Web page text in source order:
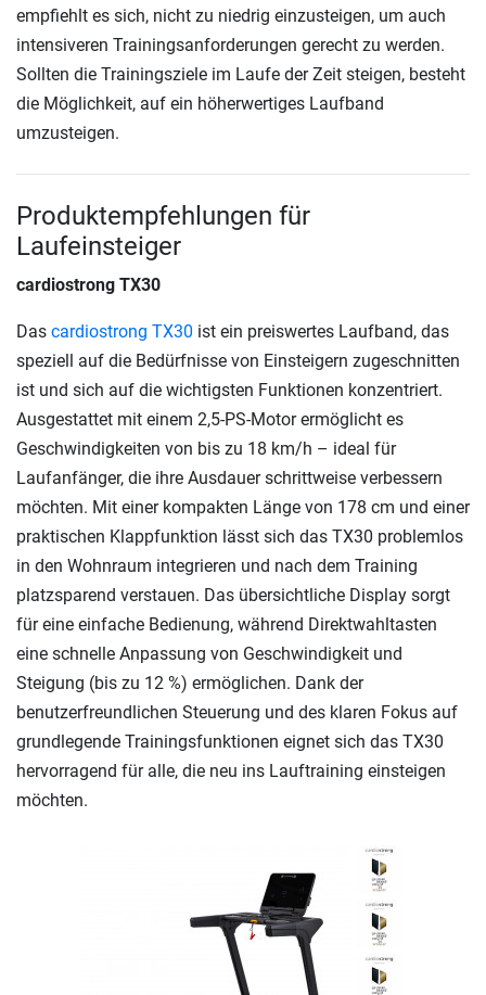
empfiehlt es sich, nicht zu niedrig einzusteigen, um auch
intensiveren Trainingsanforderungen gerecht zu werden.
Sollten die Trainingsziele im Laufe der Zeit steigen, besteht
die Möglichkeit, auf ein höherwertiges Laufband
umzusteigen.
Produktempfehlungen für
Laufeinsteiger
cardiostrong TX30
Das cardiostrong TX30 ist ein preiswertes Laufband, das
speziell auf die Bedürfnisse von Einsteigern zugeschnitten
ist und sich auf die wichtigsten Funktionen konzentriert.
Ausgestattet mit einem 2,5-PS-Motor ermöglicht es
Geschwindigkeiten von bis zu 18 km/h – ideal für
Laufanfänger, die ihre Ausdauer schrittweise verbessern
möchten. Mit einer kompakten Länge von 178 cm und einer
praktischen Klappfunktion lässt sich das TX30 problemlos
in den Wohnraum integrieren und nach dem Training
platzsparend verstauen. Das übersichtliche Display sorgt
für eine einfache Bedienung, während Direktwahltasten
eine schnelle Anpassung von Geschwindigkeit und
Steigung (bis zu 12 %) ermöglichen. Dank der
benutzerfreundlichen Steuerung und des klaren Fokus auf
grundlegende Trainingsfunktionen eignet sich das TX30
hervorragend für alle, die neu ins Lauftraining einsteigen
möchten.